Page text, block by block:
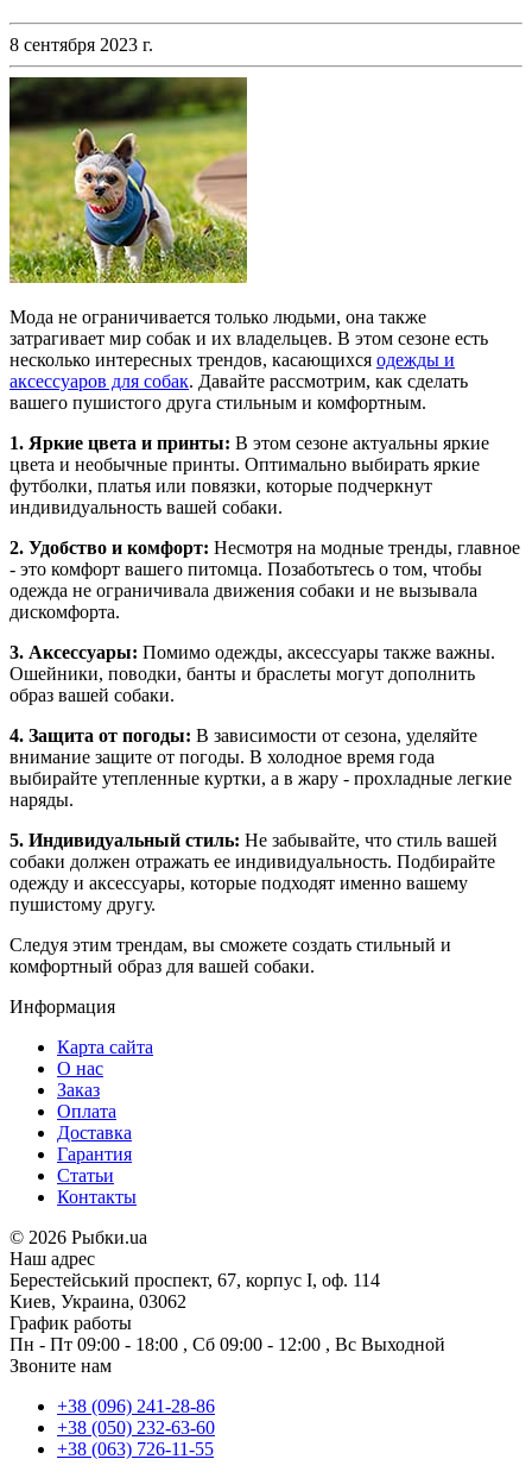
8 сентября 2023 г.
Мода не ограничивается только людьми, она также
затрагивает мир собак и их владельцев. В этом сезоне есть
несколько интересных трендов, касающихся одежды и
аксессуаров для собак. Давайте рассмотрим, как сделать
вашего пушистого друга стильным и комфортным.
1. Яркие цвета и принты: В этом сезоне актуальны яркие
цвета и необычные принты. Оптимально выбирать яркие
футболки, платья или повязки, которые подчеркнут
индивидуальность вашей собаки.
2. Удобство и комфорт: Несмотря на модные тренды, главное
- это комфорт вашего питомца. Позаботьтесь о том, чтобы
одежда не ограничивала движения собаки и не вызывала
дискомфорта.
3. Аксессуары: Помимо одежды, аксессуары также важны.
Ошейники, поводки, банты и браслеты могут дополнить
образ вашей собаки.
4. Защита от погоды: В зависимости от сезона, уделяйте
внимание защите от погоды. В холодное время года
выбирайте утепленные куртки, а в жару - прохладные легкие
наряды.
5. Индивидуальный стиль: Не забывайте, что стиль вашей
собаки должен отражать ее индивидуальность. Подбирайте
одежду и аксессуары, которые подходят именно вашему
пушистому другу.
Следуя этим трендам, вы сможете создать стильный и
комфортный образ для вашей собаки.
Информация
Карта сайта
О нас
Заказ
Оплата
Доставка
Гарантия
Статьи
Контакты
© 2026 Рыбки.ua
Наш адрес
Берестейський проспект, 67, корпус I, оф. 114
Киев, Украина, 03062
График работы
Пн - Пт 09:00 - 18:00 , Сб 09:00 - 12:00 , Вс Выходной
Звоните нам
+38 (096) 241-28-86
+38 (050) 232-63-60
+38 (063) 726-11-55